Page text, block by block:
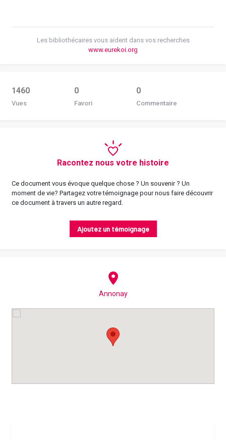
Les bibliothécaires vous aident dans vos recherches
www.eurekoi.org
1460
Vues
0
Favori
0
Commentaire
Racontez nous votre histoire
Ce document vous évoque quelque chose ? Un souvenir ? Un
moment de vie? Partagez votre témoignage pour nous faire découvrir
ce document à travers un autre regard.
Ajoutez un témoignage
Annonay